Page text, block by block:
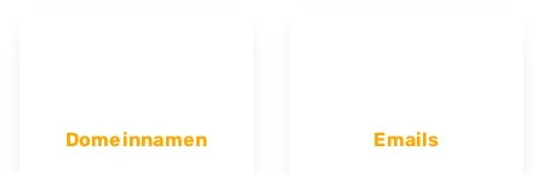
Domeinnamen Emails